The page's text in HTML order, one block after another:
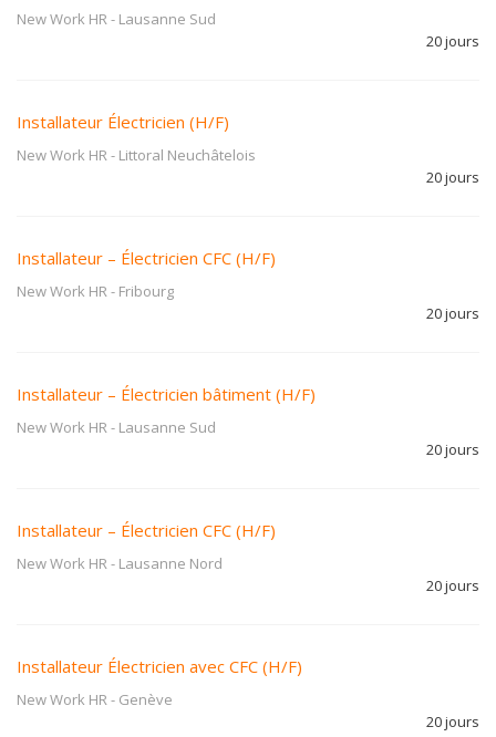
New Work HR- Lausanne Sud
20 jours
Installateur Électricien (H/F)
New Work HR- Littoral Neuchâtelois
20 jours
Installateur – Électricien CFC (H/F)
New Work HR- Fribourg
20 jours
Installateur – Électricien bâtiment (H/F)
New Work HR- Lausanne Sud
20 jours
Installateur – Électricien CFC (H/F)
New Work HR- Lausanne Nord
20 jours
Installateur Électricien avec CFC (H/F)
New Work HR- Genève
20 jours